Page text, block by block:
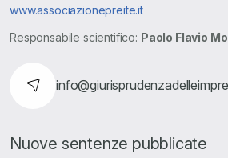
www.associazionepreite.it
Responsabile scientifico: Paolo Flavio
Nuove sentenze pubblicate